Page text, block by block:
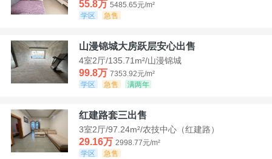
55.8万 5485.65元/m²
学区
急售
山漫锦城大房跃层安心出售
4室2厅/135.71m²/山漫锦城
99.8万 7353.92元/m²
学区
急售 满两年
红建路套三出售
3室2厅/97.24m²/农技中心（红建路）
29.16万 2998.77元/m²
学区
急售